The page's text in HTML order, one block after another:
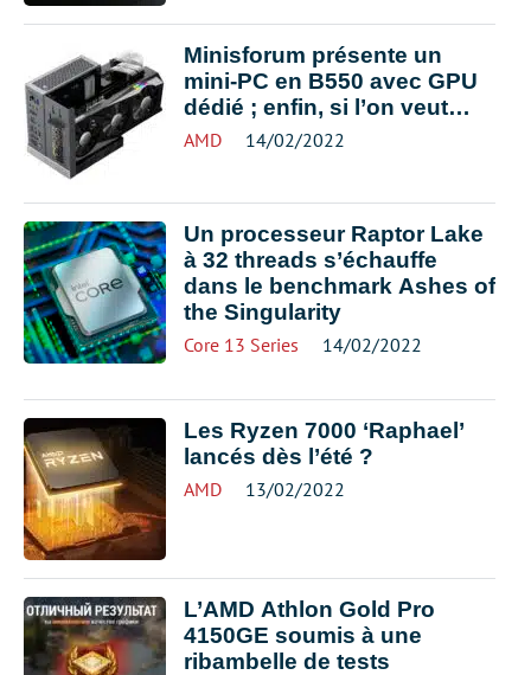
Minisforum présente un
mini-PC en B550 avec GPU
dédié ; enfin, si l’on veut…
AMD 14/02/2022
Un processeur Raptor Lake
à 32 threads s’échauffe
dans le benchmark Ashes of
the Singularity
Core 13 Series 14/02/2022
Les Ryzen 7000 ‘Raphael’
lancés dès l’été ?
AMD 13/02/2022
L’AMD Athlon Gold Pro
4150GE soumis à une
ribambelle de tests